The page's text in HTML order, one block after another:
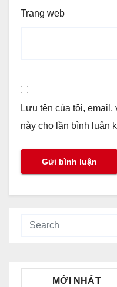
Trang web
Lưu tên của tôi, email,
này cho lần bình luận
MỚI NHẤT